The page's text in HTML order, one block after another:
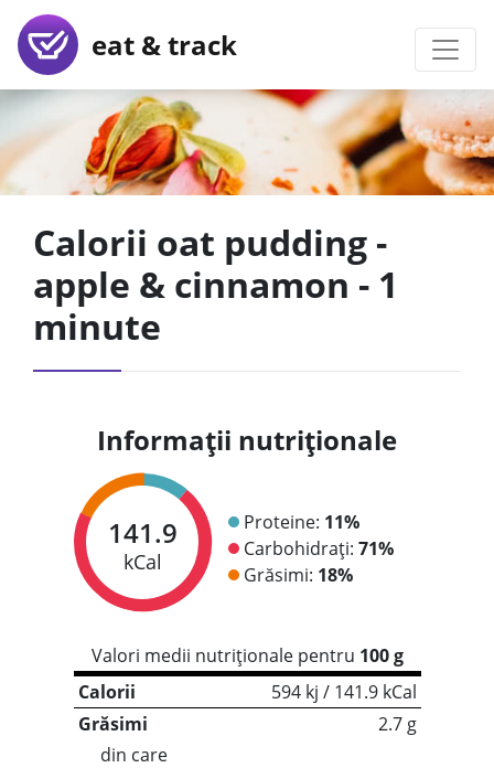
eat & track
Calorii oat pudding -
apple & cinnamon - 1
minute
Informații nutriționale
141.9
kCal
Proteine: 11%
Carbohidrați: 71%
Grăsimi: 18%
Valori medii nutriționale pentru 100 g
Calorii
594 kj / 141.9 kCal
Grăsimi
2.7 g
din care